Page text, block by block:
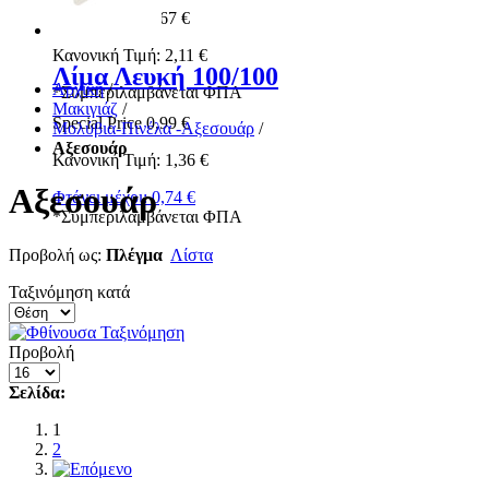
1,67 €
Κανονική Τιμή: 2,11 €
*Συμπεριλαμβάνεται ΦΠΑ
Λίμα Λευκή 100/100
Special Price 0,99 €
Κανονική Τιμή: 1,36 €
Φτάνει μέχρι: 0,74 €
*Συμπεριλαμβάνεται ΦΠΑ
Αρχική /
Μακιγιάζ /
Μολύβια-Πινέλα -Αξεσουάρ /
Αξεσουάρ
Αξεσουάρ
Προβολή ως: Πλέγμα Λίστα
Ταξινόμηση κατά
Προβολή
Σελίδα:
1
2